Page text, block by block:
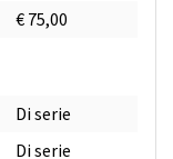
€ 75,00
Di serie
Di serie